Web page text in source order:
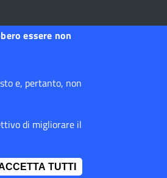
essere non
e, pertanto, non
di migliorare il
TUTTI